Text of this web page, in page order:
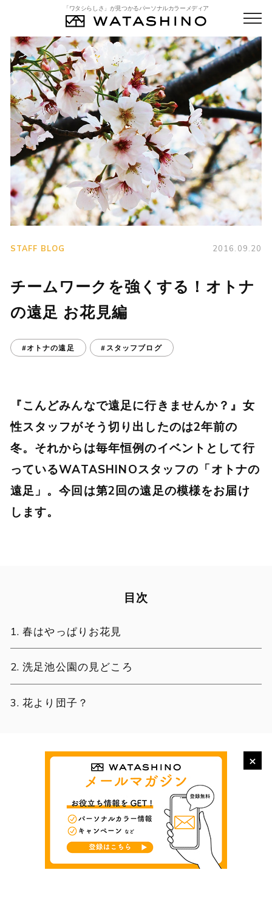
「ワタシらしさ」が見つかるパーソナルカラーメディア
STAFF BLOG 2016.09.20
チームワークを強くする！オトナ
の遠足 お花見編
#オトナの遠足 #スタッフブログ
『こんどみんなで遠足に行きませんか？』女
性スタッフがそう切り出したのは2年前の
冬。それからは毎年恒例のイベントとして行
っているWATASHINOスタッフの「オトナの
遠足」。今回は第2回の遠足の模様をお届け
します。
目次
春はやっぱりお花見
洗足池公園の見どころ
花より団子？
×